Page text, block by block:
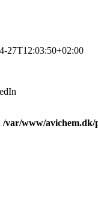
27T12:03:50+02:00
/var/www/avichem.dk/